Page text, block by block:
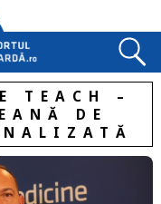
TEACH –
DE